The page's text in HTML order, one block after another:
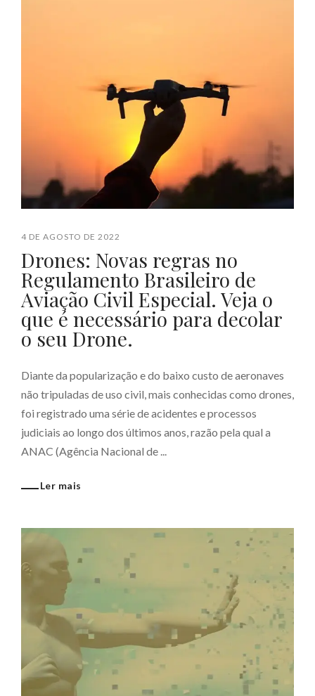
4 DE AGOSTO DE 2022
Drones: Novas regras no
Regulamento Brasileiro de
Aviação Civil Especial. Veja o
que é necessário para decolar
o seu Drone.
Diante da popularização e do baixo custo de aeronaves
não tripuladas de uso civil, mais conhecidas como drones,
foi registrado uma série de acidentes e processos
judiciais ao longo dos últimos anos, razão pela qual a
ANAC (Agência Nacional de ...
Ler mais